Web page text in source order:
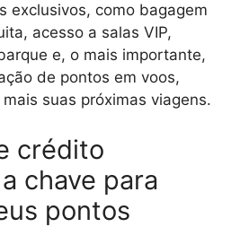
exclusivos, como bagagem
acesso a salas VIP,
e, o mais importante,
de pontos em voos,
suas próximas viagens.
crédito
chave para
pontos